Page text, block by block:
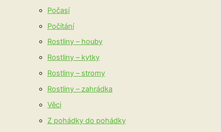
Počasí
Počítání
Rostliny – houby
Rostliny – kytky
Rostliny – stromy
Rostliny – zahrádka
Věci
Z pohádky do pohádky